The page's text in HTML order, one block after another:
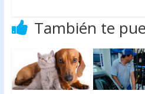
También te